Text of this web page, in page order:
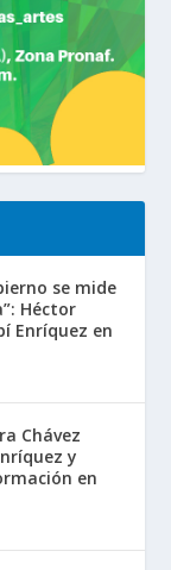
se mide
Héctor
Enríquez en
Chávez
y
en